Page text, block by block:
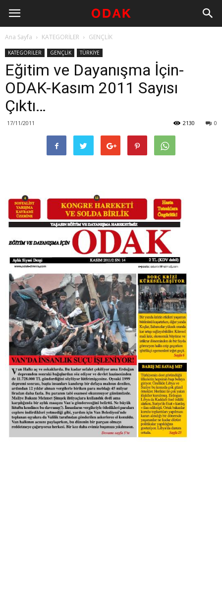
Ana Sayfa KATEGORİLER GENÇLİK
KATEGORİLER GENÇLİK TÜRKİYE
Eğitim ve Dayanışma İçin-
ODAK-Kasım 2011 Sayısı
Çıktı…
17/11/2011 0
2130